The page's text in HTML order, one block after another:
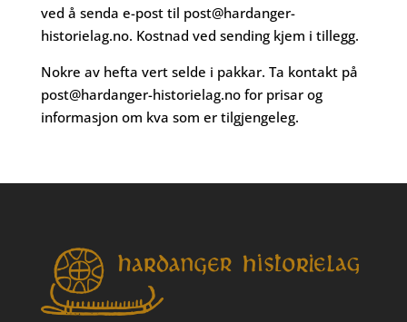
ved å senda e-post til post@hardanger-
historielag.no. Kostnad ved sending kjem i tillegg.
Nokre av hefta vert selde i pakkar. Ta kontakt på
post@hardanger-historielag.nofor prisar og
informasjon om kva som er tilgjengeleg.